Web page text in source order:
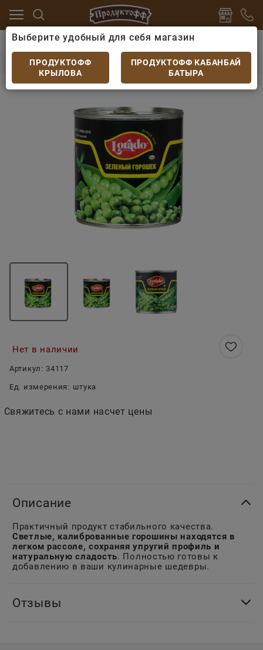
Бобовые консервированные
Горошек
Горошек зелёный Lorado 400 мл
Нет в наличии
Артикул: 34117
Ед. измерения: штука
Свяжитесь с нами насчет цены
Описание
Практичный продукт стабильного качества.
Светлые, калиброванные горошины находятся в
легком рассоле, сохраняя упругий профиль и
натуральную сладость. Полностью готовы к
добавлению в ваши кулинарные шедевры.
Отзывы
Выберите удобный для себя магазин
ПРОДУКТОФФ
КРЫЛОВА
ПРОДУКТОФФ КАБАНБАЙ
БАТЫРА